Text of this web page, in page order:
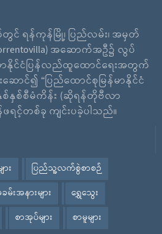
င် ရန်ကုန်မြို့၊ ပြည်လမ်း၊ အမှတ်
အဆောက်အဦ၌ လွပ်
မာနိုင်ငံပြန်လည်ထူထောင်ရေးအတွက်
ောင်၍ “ပြည်ထောင်စုမြန်မာနိုင်ငံ
စ်နှစ်စီမံကိန်း (ဆိုရန်တိုဗီလာ
ရင့်တစ်ခု ကျင်းပခဲ့ပါသည်။
ား
ပြည်သူ့လက်စွဲစာစဉ်
မ်းအနားများ
ရွှေသွေး
စာအုပ်များ
စာမူများ